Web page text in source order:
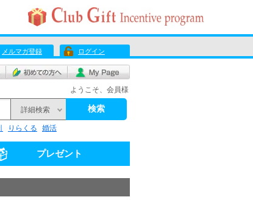
メルマガ登録 ログイン
ようこそ、会員様
詳細検索 検索
りらくる 婚活
プレゼント